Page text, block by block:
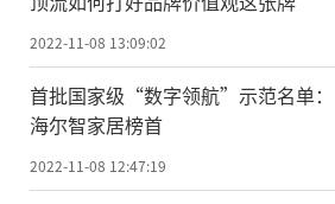
2022-11-08 13:09:02
首批国家级“数字领航”示范名单：
海尔智家居榜首
2022-11-08 12:47:19